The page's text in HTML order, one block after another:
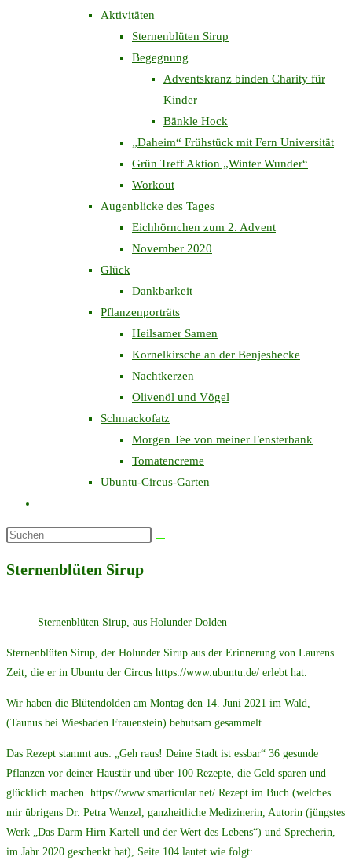
Aktivitäten
Sternenblüten Sirup
Begegnung
Adventskranz binden Charity für
Kinder
Bänkle Hock
„Daheim“ Frühstück mit Fern Universität
Grün Treff Aktion „Winter Wunder“
Workout
Augenblicke des Tages
Eichhörnchen zum 2. Advent
November 2020
Glück
Dankbarkeit
Pflanzenporträts
Heilsamer Samen
Kornelkirsche an der Benjeshecke
Nachtkerzen
Olivenöl und Vögel
Schmackofatz
Morgen Tee von meiner Fensterbank
Tomatencreme
Ubuntu-Circus-Garten
umschalten
Diese
durchsuchen
Sternenblüten Sirup
Sternenblüten Sirup, aus Holunder Dolden
Sternenblüten Sirup, der Holunder Sirup aus der Erinnerung von Laurens
Zeit, die er in Ubuntu der Circus https://www.ubuntu.de/ erlebt hat.
Wir haben die Blütendolden am Montag den 14. Juni 2021 im Wald,
(Taunus bei Wiesbaden Frauenstein) behutsam gesammelt.
Das Rezept stammt aus: „Geh raus! Deine Stadt ist essbar“ 36 gesunde
Pflanzen vor deiner Haustür und über 100 Rezepte, die Geld sparen und
glücklich machen. https://www.smarticular.net/ Rezept im Buch (welches
mir übrigens Dr. Petra Wenzel, ganzheitliche Medizinerin, Autorin (jüngstes
Werk „Das Darm Hirn Kartell und der Wert des Lebens“) und Sprecherin,
im Jahr 2020 geschenkt hat), Seite 104 lautet wie folgt: